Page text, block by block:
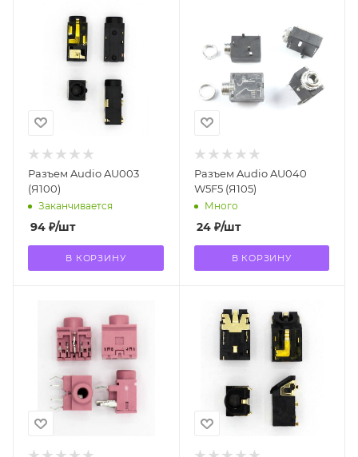
Разъем Audio AU003
(Я100)
Заканчивается
94 ₽/шт
В КОРЗИНУ
Разъем Audio AU040
W5F5 (Я105)
Много
24₽/шт
В КОРЗИНУ